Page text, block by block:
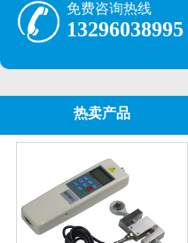
免费咨询热线
13296038995
热卖产品